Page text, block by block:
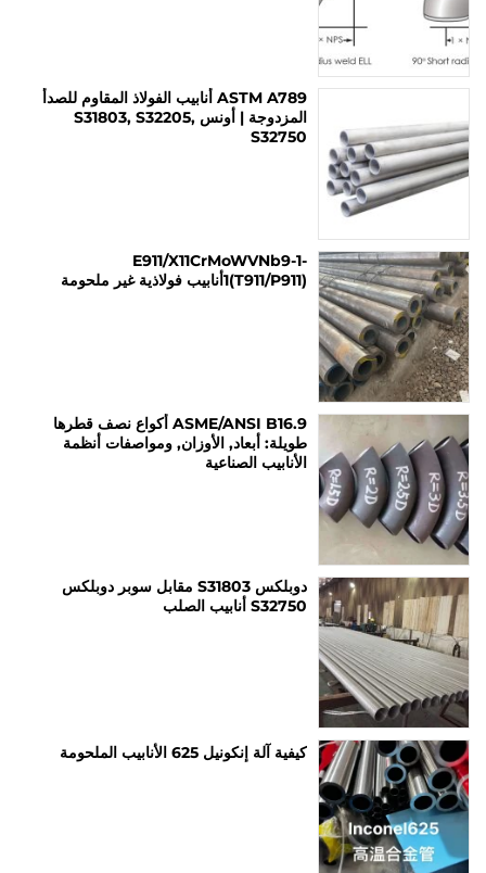
ASTM A789 أنابيب الفولاذ المقاوم للصدأ
المزدوجة | أونس S31803, S32205,
S32750
E911/X11CrMoWVNb9-1-
1(T911/P911)أنابيب فولاذية غير ملحومة
ASME/ANSI B16.9 أكواع نصف قطرها
طويلة: أبعاد, الأوزان, ومواصفات أنظمة
الأنابيب الصناعية
دوبلكس S31803 مقابل سوبر دوبلكس
S32750 أنابيب الصلب
كيفية آلة إنكونيل 625 الأنابيب الملحومة